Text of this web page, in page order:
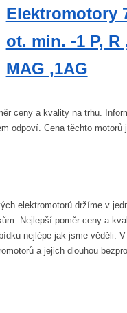
Elektromotory
ot. min. -1 P, R
MAG ,1AG
ceny a kvality na trhu.
odpoví. Cena těchto motorů
elektromotorů držíme v
Nejlepší poměr ceny a
nejlépe jak jsme věděli.
a jejich dlouhou